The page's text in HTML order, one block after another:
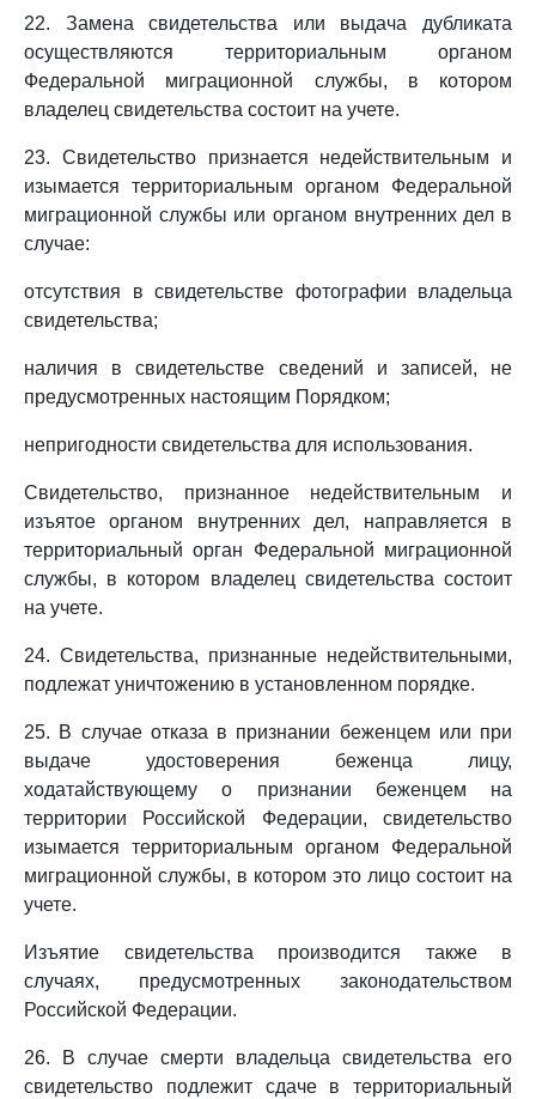
22. Замена свидетельства или выдача дубликата
осуществляются территориальным органом
Федеральной миграционной службы, в котором
владелец свидетельства состоит на учете.
23. Свидетельство признается недействительным и
изымается территориальным органом Федеральной
миграционной службы или органом внутренних дел в
случае:
отсутствия в свидетельстве фотографии владельца
свидетельства;
наличия в свидетельстве сведений и записей, не
предусмотренных настоящим Порядком;
непригодности свидетельства для использования.
Свидетельство, признанное недействительным и
изъятое органом внутренних дел, направляется в
территориальный орган Федеральной миграционной
службы, в котором владелец свидетельства состоит
на учете.
24. Свидетельства, признанные недействительными,
подлежат уничтожению в установленном порядке.
25. В случае отказа в признании беженцем или при
выдаче удостоверения беженца лицу,
ходатайствующему о признании беженцем на
территории Российской Федерации, свидетельство
изымается территориальным органом Федеральной
миграционной службы, в котором это лицо состоит на
учете.
Изъятие свидетельства производится также в
случаях, предусмотренных законодательством
Российской Федерации.
26. В случае смерти владельца свидетельства его
свидетельство подлежит сдаче в территориальный